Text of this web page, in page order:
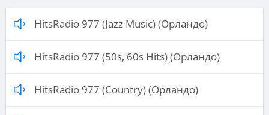
HitsRadio 977 (Jazz Music) (Орландо)
HitsRadio 977 (50s, 60s Hits) (Орландо)
HitsRadio 977 (Country) (Орландо)